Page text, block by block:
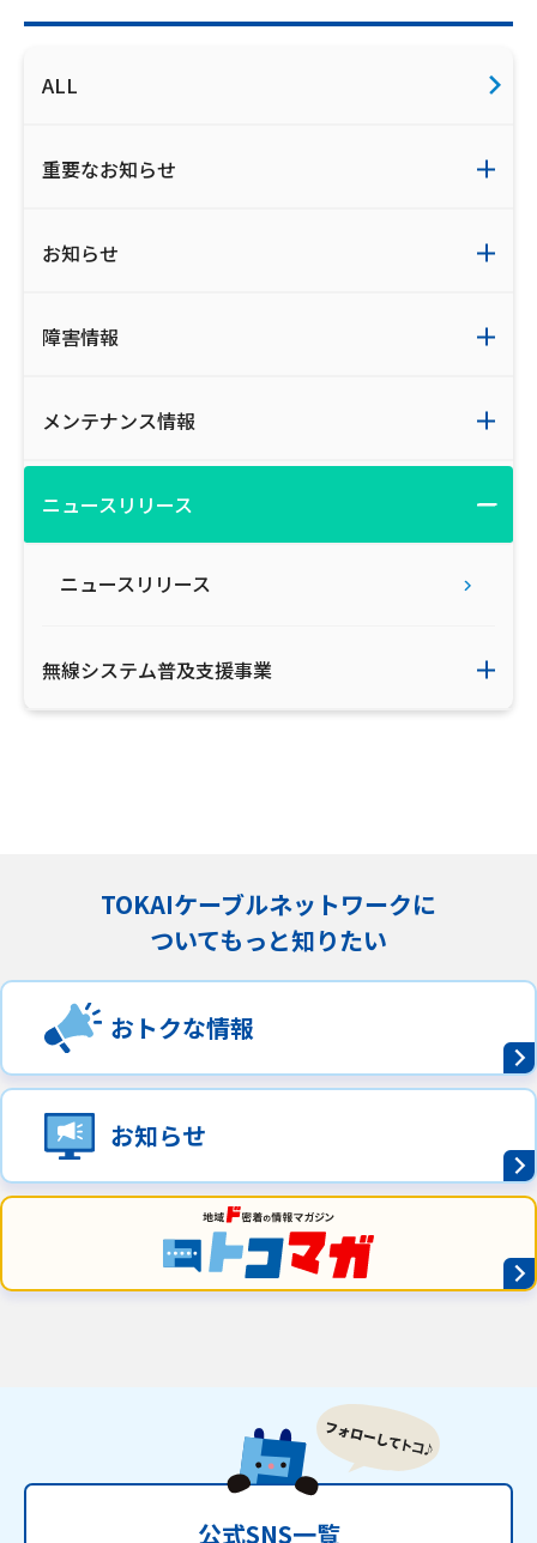
会社案内
お知らせ
ウェブサイトのご利用について
放送番組審議会議事録
情報セキュリティ基本方針
ご利用約款・重要事項説明書
プライバシーポリシー
広告掲載のご案内
ALL
重要なお知らせ
お知らせ
障害情報
メンテナンス情報
ニュースリリース
ニュースリリース
無線システム普及支援事業
TOKAIケーブルネットワークに
ついてもっと知りたい
おトクな情報
お知らせ
公式SNS一覧